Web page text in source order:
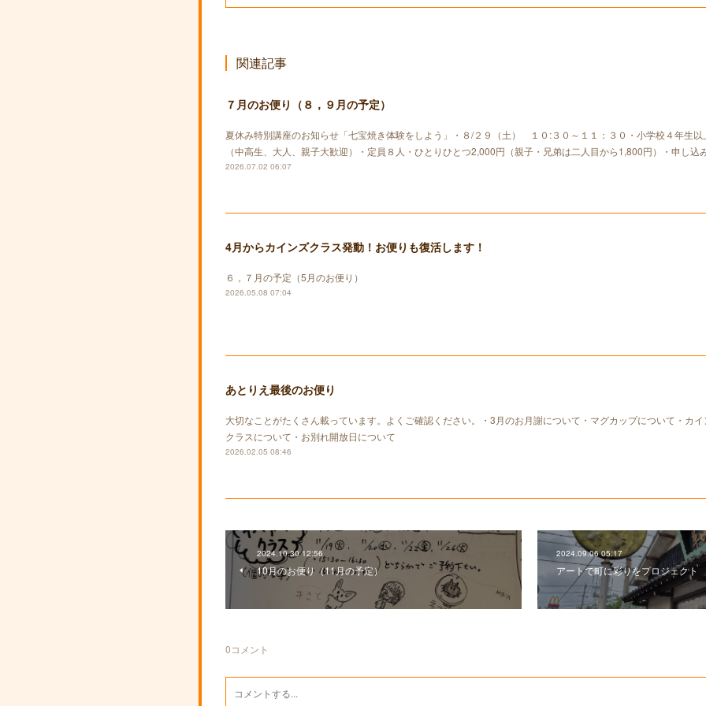
関連記事
７月のお便り（８，９月の予定）
夏休み特別講座のお知らせ「七宝焼き体験をしよう」・８/２９（土） １０:３０～１１：３０・小学校４年生以
（中高生、大人、親子大歓迎）・定員８人・ひとりひとつ2,000円（親子・兄弟は二人目から1,800円）・申し
2026.07.02 06:07
4月からカインズクラス発動！お便りも復活します！
６，７月の予定（5月のお便り）
2026.05.08 07:04
あとりえ最後のお便り
大切なことがたくさん載っています。よくご確認ください。・3月のお月謝について・マグカップについて・カ
クラスについて・お別れ開放日について
2026.02.05 08:46
2024.10.30 12:56
10月のお便り（11月の予定）
2024.09.06 05:17
アートで町に彩りをプロジェク
0コメント